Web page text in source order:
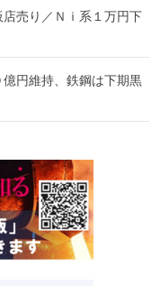
売り／Ｎｉ系１万円下
円維持、鉄鋼は下期黒